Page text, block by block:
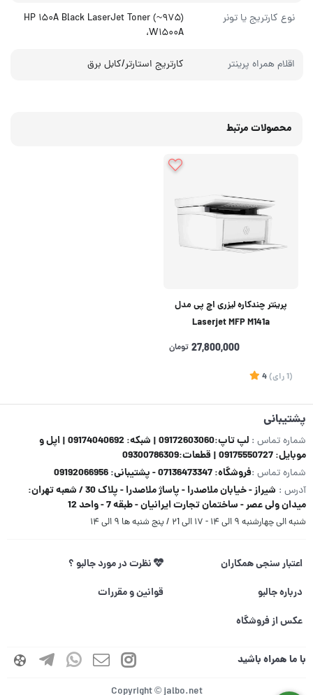
نوع کارتریج یا تونر
HP ۱۵۰A Black LaserJet Toner (~۹۷۵)
،W۱۵۰۰A
اقلام همراه پرینتر کارتریج استارتر/کابل برق
محصولات مرتبط
پرینتر چندکاره لیزری اچ پی مدل
Laserjet MFP M141a
27,800,000 تومان
(1 رای)
4
پشتیبانی
شماره تماس :
لپ تاپ:09172603060 | شبکه: 09174040692 | اپل و
موبایل: 09175550727 | قطعات:09300786309
شماره تماس :فروشگاه: 07136473347 - پشتیبانی: 09192066956
آدرس :
شیراز - خیابان ملاصدرا - پاساژ ملاصدرا - پلاک 30 / شعبه تهران:
میدان ولی عصر - ساختمان تجارت ایرانیان - طبقه 7 - واحد 12
شنبه الی چهارشنبه ۹ الی ۱۴ - ۱۷ الی ۲1 / پنج شنبه ها ۹ الی ۱۴
اعتبار سنجی همکاران
نظرت در مورد جالبو ؟
درباره جالبو
قوانین و مقررات
عکس از فروشگاه
با ما همراه باشید
Copyright © jalbo.net